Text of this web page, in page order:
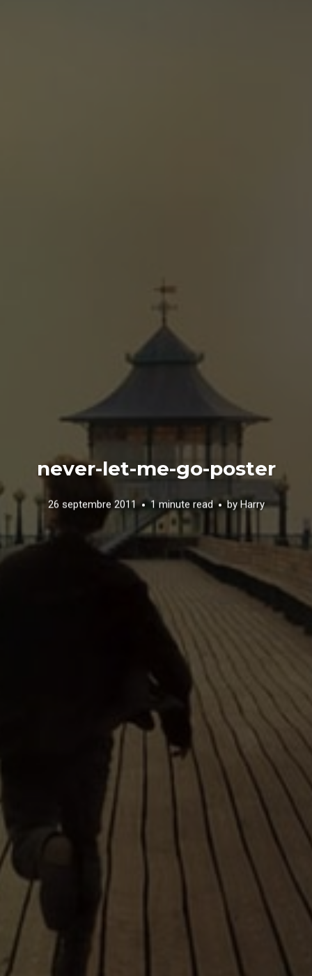
never-let-me-go-poster
26 septembre 2011 1 minute read by Harry